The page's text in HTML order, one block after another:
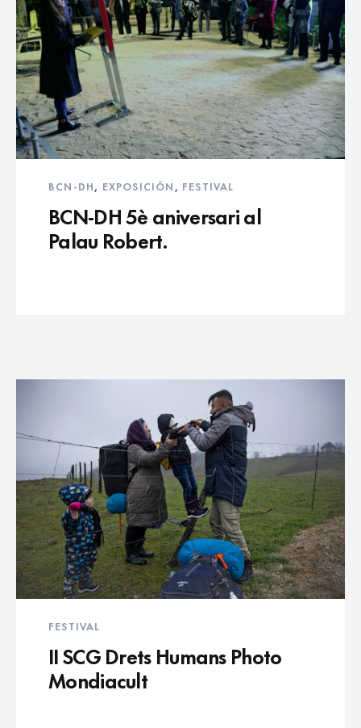
BCN-DH, EXPOSICIÓN , FESTIVAL
BCN-DH 5è aniversari al
Palau Robert.
FESTIVAL
II SCG Drets Humans Photo
Mondiacult